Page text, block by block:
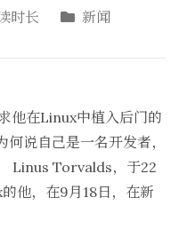
时长 新闻
他在Linux中植入后门的
说自己是一名开发者，
Linus Torvalds，于22
他，在9月18日，在新